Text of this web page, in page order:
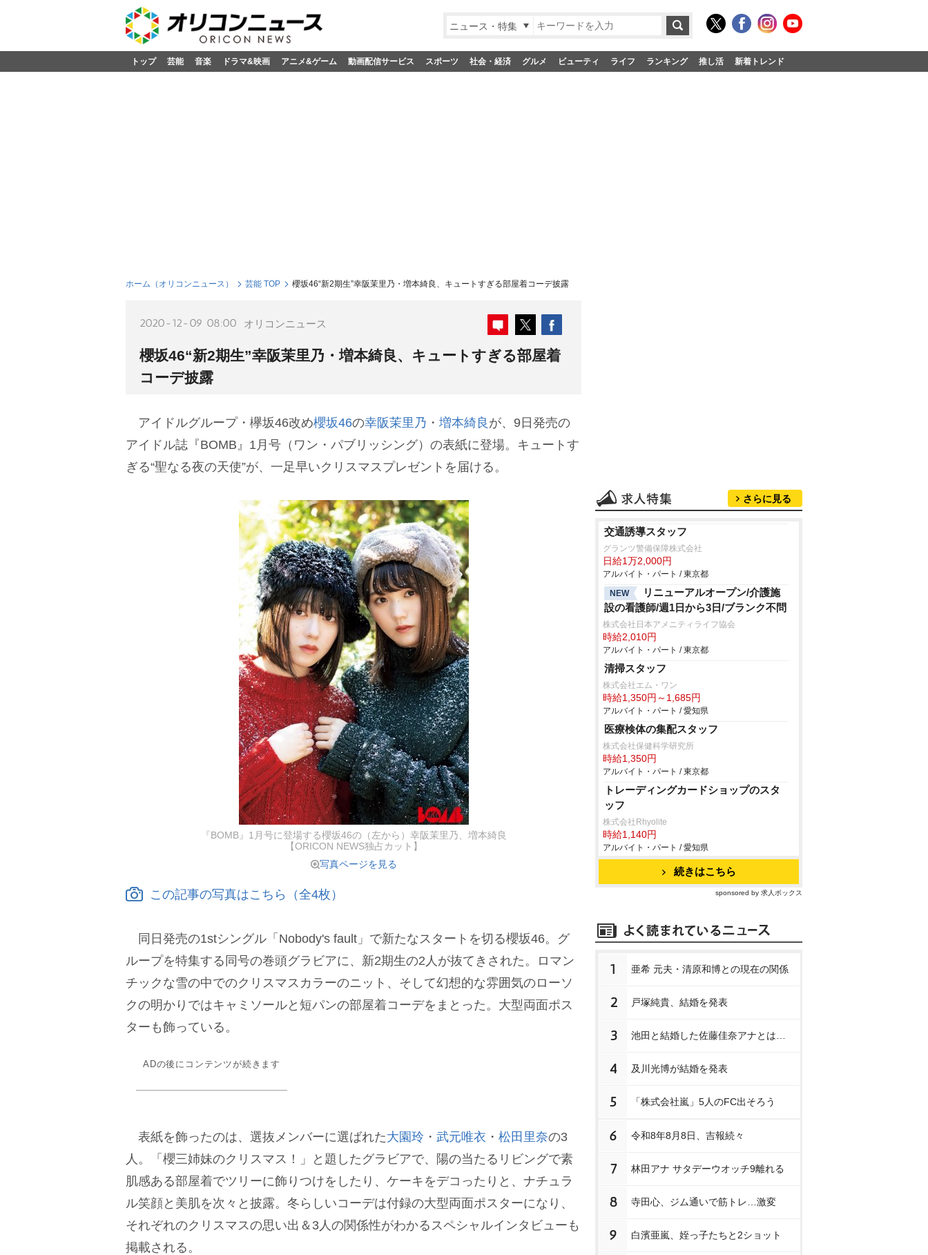
ニュース・特集
トップ 芸能 音楽 ドラマ&映画 アニメ&ゲーム 動画配信サービス スポーツ 社会・経済 グルメ ビューティ ライフ ランキング 推し活 新着トレンド
ホーム（オリコンニュース） 芸能 TOP 櫻坂46“新2期生”幸阪茉里乃・増本綺良、キュートすぎる部屋着コーデ披露
2020-12-09 08:00 オリコンニュース
櫻坂46“新2期生”幸阪茉里乃・増本綺良、キュートすぎる部屋着
コーデ披露
アイドルグループ・欅坂46改め櫻坂46の幸阪茉里乃 ・ 増本綺良 が、9日発売の
アイドル誌『BOMB』1月号（ワン・パブリッシング）の表紙に登場。キュートす
ぎる“聖なる夜の天使”が、一足早いクリスマスプレゼントを届ける。
『BOMB』1月号に登場する櫻坂46の（左から）幸阪茉里乃、増本綺良
【ORICON NEWS独占カット】
写真ページを見る
この記事の写真はこちら（全4枚）
同日発売の1stシングル「Nobody's fault」で新たなスタートを切る櫻坂46。グ
ループを特集する同号の巻頭グラビアに、新2期生の2人が抜てきされた。ロマン
チックな雪の中でのクリスマスカラーのニット、そして幻想的な雰囲気のローソ
クの明かりではキャミソールと短パンの部屋着コーデをまとった。大型両面ポス
ターも飾っている。
ADの後にコンテンツが続きます
表紙を飾ったのは、選抜メンバーに選ばれた大園玲 ・ 武元唯衣 ・ 松田里奈の3
人。「櫻三姉妹のクリスマス！」と題したグラビアで、陽の当たるリビングで素
肌感ある部屋着でツリーに飾りつけをしたり、ケーキをデコったりと、ナチュラ
ル笑顔と美肌を次々と披露。冬らしいコーデは付録の大型両面ポスターになり、
それぞれのクリスマスの思い出＆3人の関係性がわかるスペシャルインタビューも
掲載される。
さらに見る
交通誘導スタッフ
グランツ警備保障株式会社
日給1万2,000円
アルバイト・パート / 東京都
NEW
リニューアルオープン/介護施
設の看護師/週1日から3日/ブランク不問
株式会社日本アメニティライフ協会
時給2,010円
アルバイト・パート / 東京都
清掃スタッフ
株式会社エム・ワン
時給1,350円～1,685円
アルバイト・パート / 愛知県
医療検体の集配スタッフ
株式会社保健科学研究所
時給1,350円
アルバイト・パート / 東京都
トレーディングカードショップのスタ
ッフ
株式会社Rhyolite
時給1,140円
アルバイト・パート / 愛知県
続きはこちら
sponsored by 求人ボックス
1 亜希 元夫・清原和博との現在の関係
2 戸塚純貴、結婚を発表
3 池田と結婚した佐藤佳奈アナとは…
4 及川光博が結婚を発表
5 「株式会社嵐」5人のFC出そろう
6 令和8年8月8日、吉報続々
7 林田アナ サタデーウオッチ9離れる
8 寺田心、ジム通いで筋トレ…激変
9 白濱亜嵐、姪っ子たちと2ショット